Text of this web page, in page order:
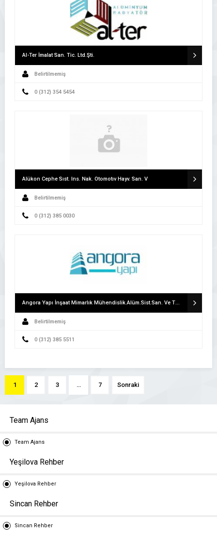
Al-Ter İmalat San. Tic. Ltd.Şti.
Belirtilmemiş
0 (312) 354 5454
Alükon Cephe Sıst. Ins. Nak. Otomotıv Hayv. San. V
Belirtilmemiş
0 (312) 385 0030
Angora Yapı İnşaat Mimarlık Mühendislik.Alüm.Sist.San. Ve Tic.Ltd.Şti.
Belirtilmemiş
0 (312) 385 5511
1 2 3 … 7 Sonraki
Team Ajans
Team Ajans
Yeşilova Rehber
Yeşilova Rehber
Sincan Rehber
Sincan Rehber